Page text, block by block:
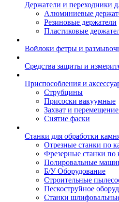
Держатели и переходники
Алюминиевые
Резиновые держатели
Пластиковые
Войлоки фетры и
Средства защиты и
Приспособления и
Струбцины
Присоски вакуумные
Захват и
Снятие фаски
Станки для обработки
Отрезные станки по
Фрезерные станки
Полировальные
Б/У Оборудование
Строительные
Пескоструйное
Станки